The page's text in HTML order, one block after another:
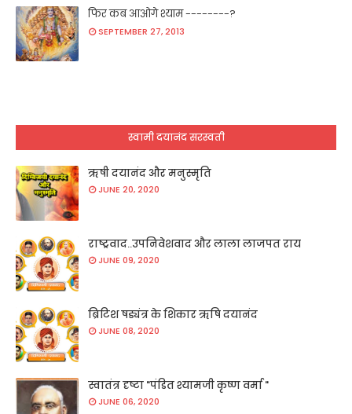
फिर कब आओगे श्याम --------?
SEPTEMBER 27, 2013
स्वामी दयानंद सरस्वती
ऋषी दयानंद और मनुस्मृति
JUNE 20, 2020
राष्ट्रवाद..उपनिवेशवाद और लाला लाजपत राय
JUNE 09, 2020
ब्रिटिश षड्यंत्र के शिकार ऋषि दयानंद
JUNE 08, 2020
स्वातंत्र दृष्टा "पंडित श्यामजी कृष्ण वर्मा "
JUNE 06, 2020